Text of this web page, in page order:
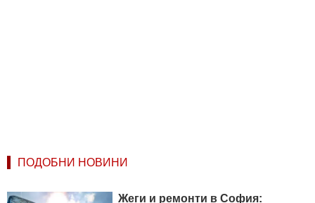
ПОДОБНИ НОВИНИ
Жеги и ремонти в София: